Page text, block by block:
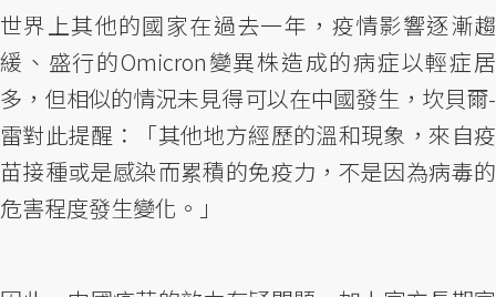
世界上其他的國家在過去一年，疫情影響逐漸趨
緩、盛行的Omicron變異株造成的病症以輕症居
多，但相似的情況未見得可以在中國發生，坎貝爾-
雷對此提醒：「其他地方經歷的溫和現象，來自疫
苗接種或是感染而累積的免疫力，不是因為病毒的
危害程度發生變化。」